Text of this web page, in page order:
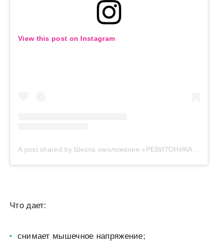
View this post on Instagram
A post shared by Школа омоложения «РЕВИТОНИКА» (@revitonica_official)
Что дает:
снимает мышечное напряжение;